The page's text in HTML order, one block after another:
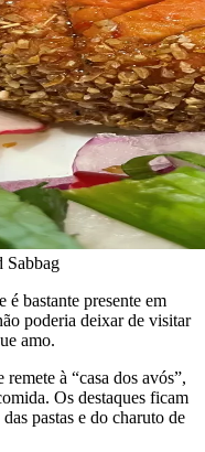
Sabbag
é bastante presente em
poderia deixar de visitar
amo.
remete à “casa dos avós”,
Os destaques ficam
pastas e do charuto de